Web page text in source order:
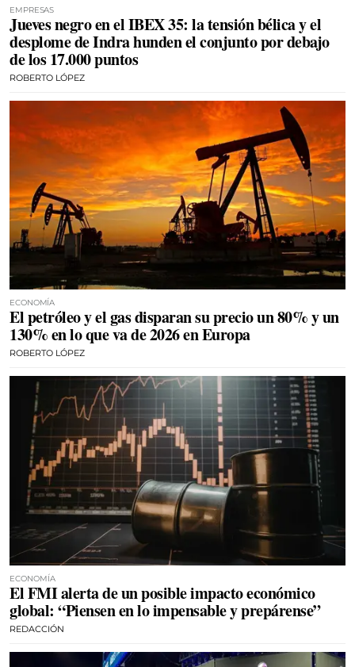
EMPRESAS
Jueves negro en el IBEX 35: la tensión bélica y el
desplome de Indra hunden el conjunto por debajo
de los 17.000 puntos
ROBERTO LÓPEZ
ECONOMÍA
El petróleo y el gas disparan su precio un 80% y un
130% en lo que va de 2026 en Europa
ROBERTO LÓPEZ
ECONOMÍA
El FMI alerta de un posible impacto económico
global: “Piensen en lo impensable y prepárense”
REDACCIÓN